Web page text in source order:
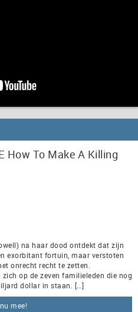
How To Make A Killing
na haar dood ontdekt dat zijn
exorbitant fortuin, maar verstoten
onrecht recht te zetten.
op de zeven familieleden die nog
dollar in staan. […]
mee!